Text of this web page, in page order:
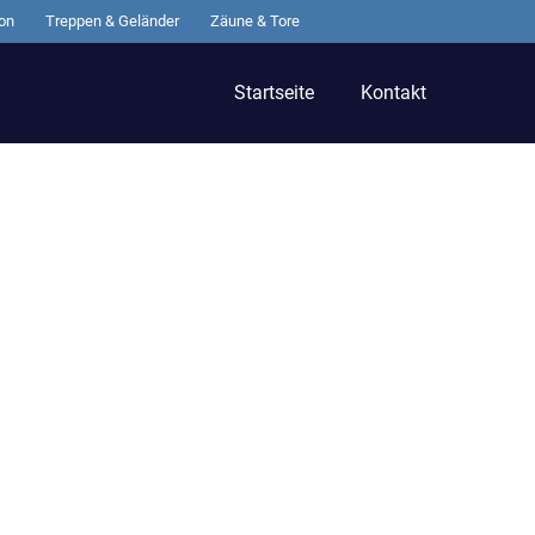
Treppen & Geländer Zäune & Tore
Startseite Kontakt